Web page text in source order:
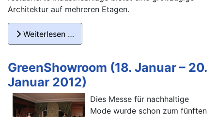
Architektur auf mehreren Etagen.
Weiterlesen …
GreenShowroom (18. Januar – 20.
Januar 2012)
Dies Messe für nachhaltige
Mode wurde schon zum fünften